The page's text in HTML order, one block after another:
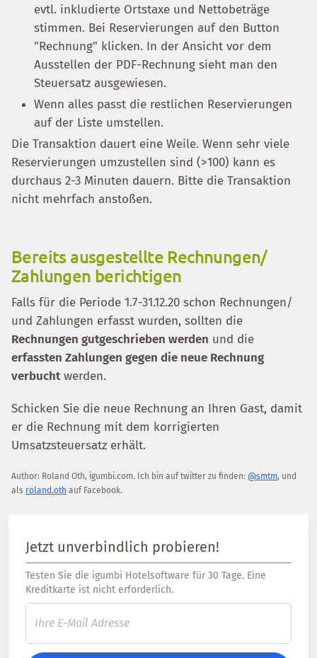
evtl. inkludierte Ortstaxe und Nettobeträge
stimmen. Bei Reservierungen auf den Button
"Rechnung" klicken. In der Ansicht vor dem
Ausstellen der PDF-Rechnung sieht man den
Steuersatz ausgewiesen.
Wenn alles passt die restlichen Reservierungen
auf der Liste umstellen.
Die Transaktion dauert eine Weile. Wenn sehr viele
Reservierungen umzustellen sind (>100) kann es
durchaus 2-3 Minuten dauern. Bitte die Transaktion
nicht mehrfach anstoßen.
Bereits ausgestellte Rechnungen/
Zahlungen berichtigen
Falls für die Periode 1.7-31.12.20 schon Rechnungen/
und Zahlungen erfasst wurden, sollten die
Rechnungen gutgeschrieben werden und die
erfassten Zahlungen gegen die neue Rechnung
verbuchtwerden.
Schicken Sie die neue Rechnung an Ihren Gast, damit
er die Rechnung mit dem korrigierten
Umsatzsteuersatz erhält.
Author: Roland Oth, igumbi.com. Ich bin auf twitter zu finden: @smtm, und
als roland.oth auf Facebook.
Jetzt unverbindlich probieren!
Testen Sie die igumbi Hotelsoftware für 30 Tage. Eine
Kreditkarte ist nicht erforderlich.